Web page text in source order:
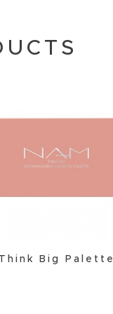
Think Big Palette